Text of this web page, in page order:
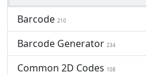
Barcode 210
Barcode Generator 234
Common 2D Codes 108